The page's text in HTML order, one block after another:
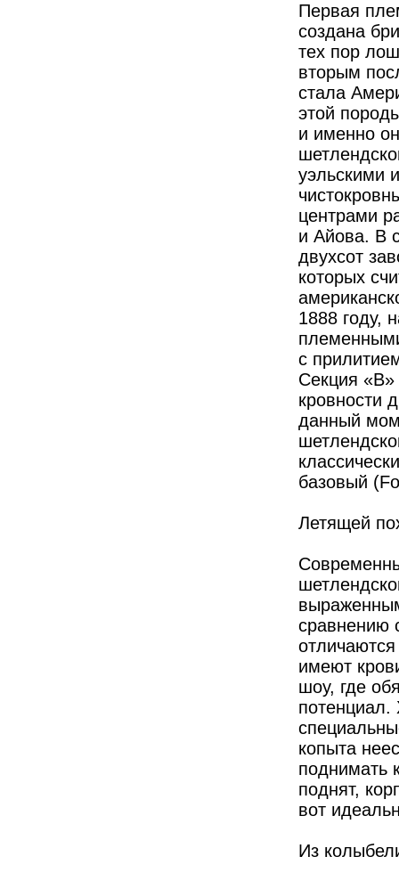
Первая
создана
тех пор
вторым
стала
этой
и именно
уэльскими
центрами
и Айова. В
двухсот
которых
1888 году,
с
Секция
кровности
данный
базовый
Летящей
сравнению
имеют
шоу, где
потенциал.
копыта
поднимать
поднят,
вот
Из